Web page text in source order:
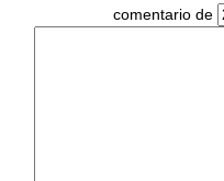
comentario de